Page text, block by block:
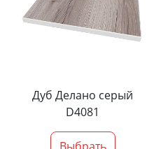
Дуб Делано серый
D4081